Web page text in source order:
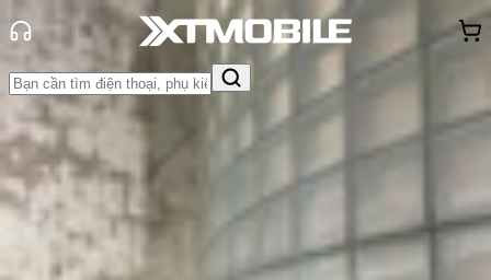
Trang chủ
Tin tức
Tư vấn
Tin Mới
Đánh Giá - Trên Tay
Khuyến
Thủ thuật Thông báoKhách
hàng - Sự kiện